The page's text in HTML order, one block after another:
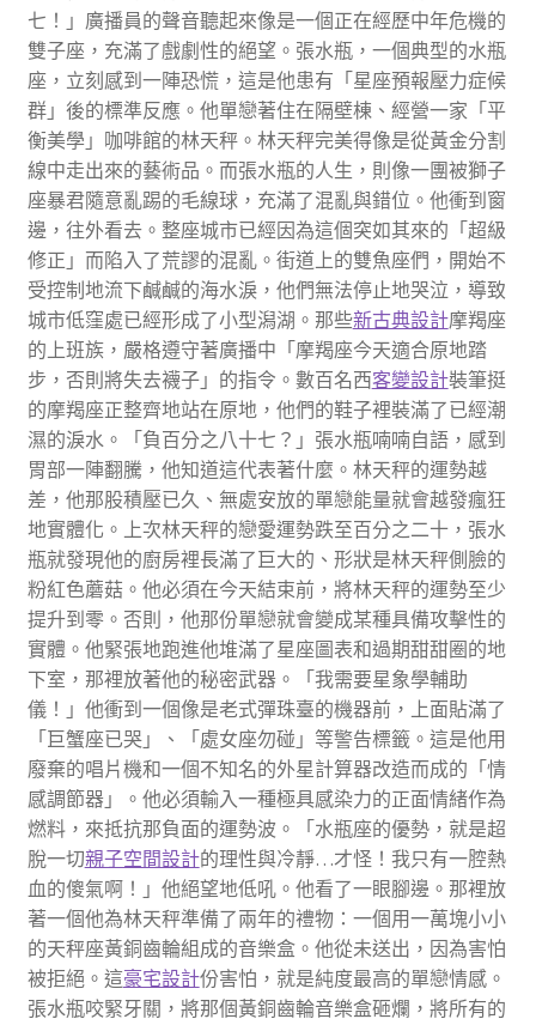
七！」廣播員的聲音聽起來像是一個正在經歷中年危機的
雙子座，充滿了戲劇性的絕望。張水瓶，一個典型的水瓶
座，立刻感到一陣恐慌，這是他患有「星座預報壓力症候
群」後的標準反應。他單戀著住在隔壁棟、經營一家「平
衡美學」咖啡館的林天秤。林天秤完美得像是從黃金分割
線中走出來的藝術品。而張水瓶的人生，則像一團被獅子
座暴君隨意亂踢的毛線球，充滿了混亂與錯位。他衝到窗
邊，往外看去。整座城市已經因為這個突如其來的「超級
修正」而陷入了荒謬的混亂。街道上的雙魚座們，開始不
受控制地流下鹹鹹的海水淚，他們無法停止地哭泣，導致
城市低窪處已經形成了小型潟湖。那些新古典設計摩羯座
的上班族，嚴格遵守著廣播中「摩羯座今天適合原地踏
步，否則將失去襪子」的指令。數百名西客變設計裝筆挺
的摩羯座正整齊地站在原地，他們的鞋子裡裝滿了已經潮
濕的淚水。「負百分之八十七？」張水瓶喃喃自語，感到
胃部一陣翻騰，他知道這代表著什麼。林天秤的運勢越
差，他那股積壓已久、無處安放的單戀能量就會越發瘋狂
地實體化。上次林天秤的戀愛運勢跌至百分之二十，張水
瓶就發現他的廚房裡長滿了巨大的、形狀是林天秤側臉的
粉紅色蘑菇。他必須在今天結束前，將林天秤的運勢至少
提升到零。否則，他那份單戀就會變成某種具備攻擊性的
實體。他緊張地跑進他堆滿了星座圖表和過期甜甜圈的地
下室，那裡放著他的秘密武器。「我需要星象學輔助
儀！」他衝到一個像是老式彈珠臺的機器前，上面貼滿了
「巨蟹座已哭」、「處女座勿碰」等警告標籤。這是他用
廢棄的唱片機和一個不知名的外星計算器改造而成的「情
感調節器」。他必須輸入一種極具感染力的正面情緒作為
燃料，來抵抗那負面的運勢波。「水瓶座的優勢，就是超
脫一切親子空間設計的理性與冷靜…才怪！我只有一腔熱
血的傻氣啊！」他絕望地低吼。他看了一眼腳邊。那裡放
著一個他為林天秤準備了兩年的禮物：一個用一萬塊小小
的天秤座黃銅齒輪組成的音樂盒。他從未送出，因為害怕
被拒絕。這豪宅設計份害怕，就是純度最高的單戀情感。
張水瓶咬緊牙關，將那個黃銅齒輪音樂盒砸爛，將所有的